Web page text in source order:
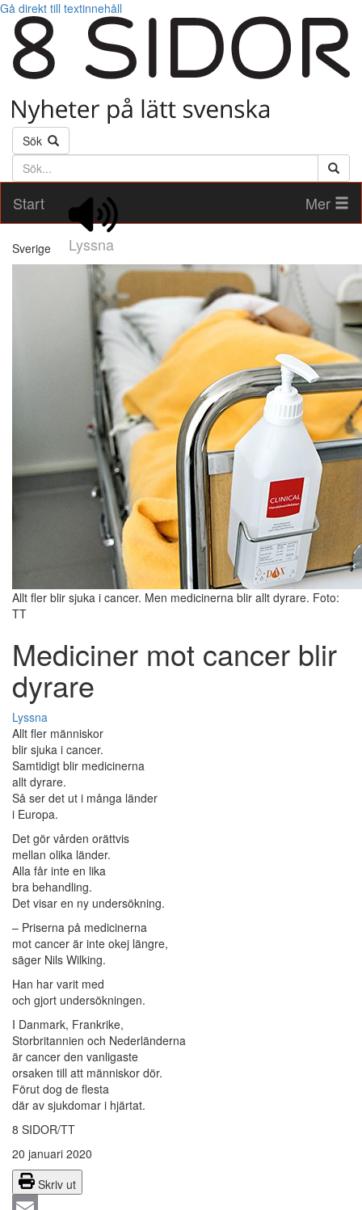
Gå direkt till textinnehåll
Sök
Söktext
Start
Lyssna
Mer
Sverige
Allt fler blir sjuka i cancer. Men medicinerna blir allt dyrare. Foto:
TT
Mediciner mot cancer blir
dyrare
Lyssna
Allt fler människor
blir sjuka i cancer.
Samtidigt blir medicinerna
allt dyrare.
Så ser det ut i många länder
i Europa.
Det gör vården orättvis
mellan olika länder.
Alla får inte en lika
bra behandling.
Det visar en ny undersökning.
– Priserna på medicinerna
mot cancer är inte okej längre,
säger Nils Wilking.
Han har varit med
och gjort undersökningen.
I Danmark, Frankrike,
Storbritannien och Nederländerna
är cancer den vanligaste
orsaken till att människor dör.
Förut dog de flesta
där av sjukdomar i hjärtat.
8 SIDOR/TT
20 januari 2020
Skriv ut